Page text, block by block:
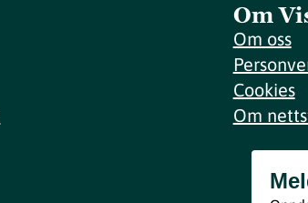
Om
Om oss
Cookies
Om